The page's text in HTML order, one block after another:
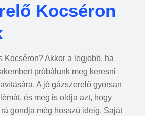
Kocséron
Kocséron? Akkor a legjobb, ha
próbálunk meg keresni
A jó gázszerelő gyorsan
és meg is oldja azt, hogy
gondja még hosszú ideig. Saját